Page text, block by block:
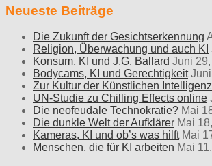
Neueste Beiträge
Die Zukunft der Gesichtserkennung
Religion, Überwachung und auch KI
Konsum, KI und J.G. Ballard Juni
Bodycams, KI und Gerechtigkeit
Zur Kultur der Künstlichen Intelligenz
UN-Studie zu Chilling Effects online
Die neofeudale Technokratie? Mai
Die dunkle Welt der Aufklärer Mai
Kameras, KI und ob’s was hilft Mai
Menschen, die für KI arbeiten Mai